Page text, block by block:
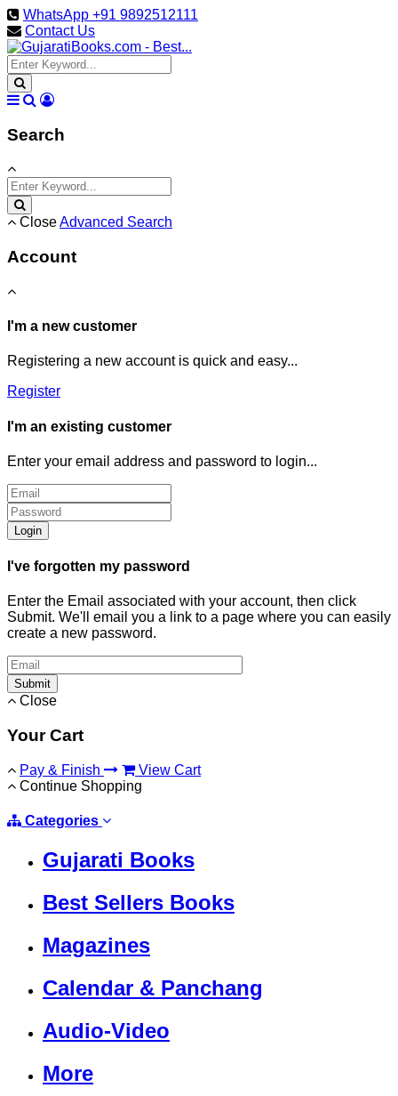
WhatsApp +91 9892512111
Contact Us
Search
CloseAdvanced Search
Account
I'm a new customer
Registering a new account is quick and easy...
Register
I'm an existing customer
Enter your email address and password to login...
Login
I've forgotten my password
Enter the Email associated with your account, then click
Submit. We'll email you a link to a page where you can easily
create a new password.
Submit
Close
Your Cart
Pay & Finish
View Cart
Continue Shopping
Categories
Gujarati Books
Best Sellers Books
Magazines
Calendar & Panchang
Audio-Video
More